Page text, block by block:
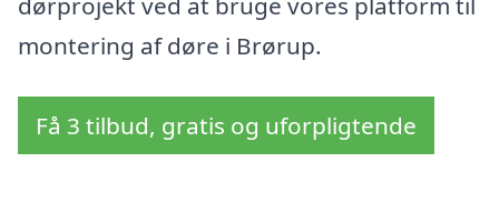
montering af døre i Brørup.
Få 3 tilbud, gratis og uforpligtende